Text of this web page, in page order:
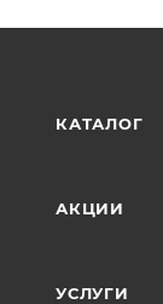
КАТАЛОГ
АКЦИИ
УСЛУГИ